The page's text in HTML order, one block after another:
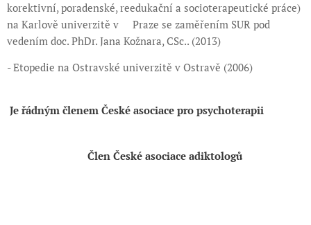
korektivní, poradenské, reedukační a socioterapeutické práce)
na Karlově univerzitě v Praze se zaměřením SUR pod
vedením doc. PhDr. Jana Kožnara, CSc.. (2013)
- Etopedie na Ostravské univerzitě v Ostravě (2006)
Je řádným členem České asociace pro psychoterapii
Člen České asociace adiktologů